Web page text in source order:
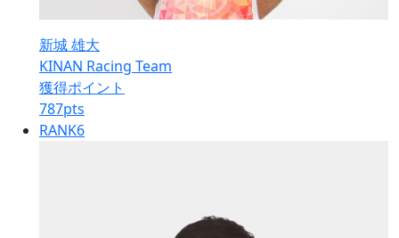
新城 雄大
KINAN Racing Team
獲得ポイント
787pts
RANK6